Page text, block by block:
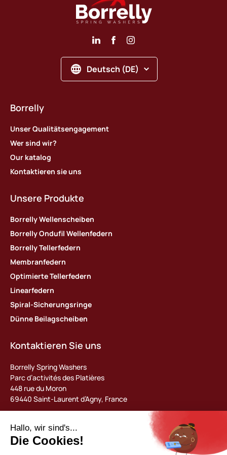
Deutsch (DE)
Borrelly
Unser Qualitätsengagement
Wer sind wir?
Our katalog
Kontaktieren sie uns
Unsere Produkte
Borrelly Wellenscheiben
Borrelly Ondufil Wellenfedern
Borrelly Tellerfedern
Membranfedern
Optimierte Tellerfedern
Linearfedern
Spiral-Sicherungsringe
Dünne Beilagscheiben
Kontaktieren Sie uns
Borrelly Spring Washers
Parc d’activités des Platières
448 rue du Moron
69440 Saint-Laurent d’Agny, France
contact@borrelly.com